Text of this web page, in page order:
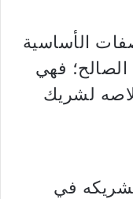
الأساسية
الصالح؛ فهي
لشريك
في